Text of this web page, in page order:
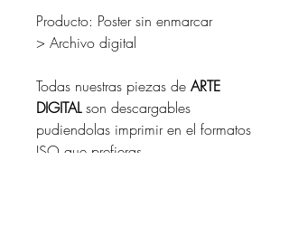
Producto: Poster sin enmarcar
> Archivo digital
Todas nuestras piezas de ARTE
DIGITALson descargables
pudiendolas imprimir en el formatos
ISO que prefieras.